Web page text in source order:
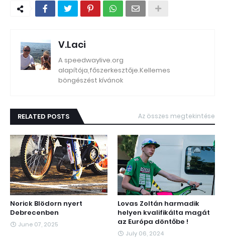
V.Laci
A speedwaylive.org
alapítója,főszerkesztője.Kellemes
böngészést kívánok
RELATED POSTS Az összes megtekintése
Norick Blödorn nyert
Debrecenben
June 07, 2025
Lovas Zoltán harmadik
helyen kvalifikálta magát
az Európa döntőbe !
July 06, 2024